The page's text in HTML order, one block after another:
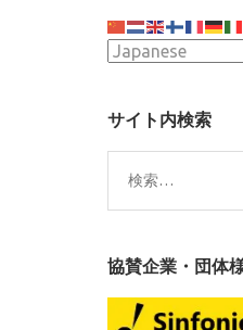
サイト内検索
検
索:
協賛企業・団体